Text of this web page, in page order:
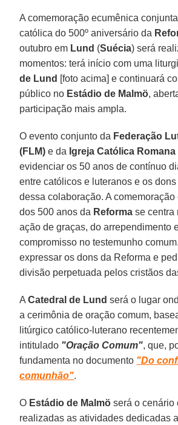
A comemoração ecumênica
católica do 500º aniversário da
outubro em Lund (Suécia) será
momentos: terá início com uma
de Lund [foto acima] e continuará
público no Estádio de Malmö,
participação mais ampla.
O evento conjunto da Federação
(FLM) e da Igreja Católica Romana
evidenciar os 50 anos de contínuo
entre católicos e luteranos e os
dessa colaboração. A
dos 500 anos da Reforma se centra
ação de graças, do arrependimento
compromisso no testemunho
expressar os dons da Reforma e
divisão perpetuada pelos cristãos
ACatedral de Lund será o lugar
a cerimônia de oração comum,
litúrgico católico-luterano
intitulado "Oração Comum", que,
fundamenta no documento "Do
comunhão".
O Estádio de Malmö será o cenário
realizadas as atividades dedicadas